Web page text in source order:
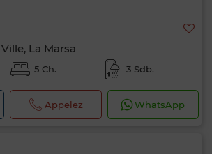
La Marsa
5 Ch. 3 Sdb.
Appelez WhatsApp